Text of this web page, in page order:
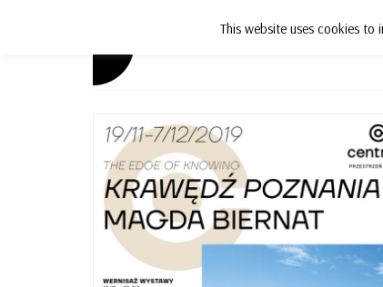
This website uses cookies